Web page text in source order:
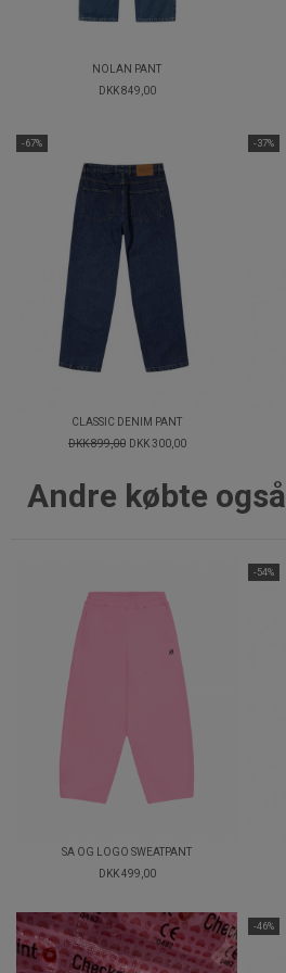
NOLAN PANT
DKK 849,00
-67%
CLASSIC DENIM PANT
DKK 899,00 DKK 300,00
-37%
Andre købte også
SA OG LOGO SWEATPANT
DKK 499,00
-54%
-46%